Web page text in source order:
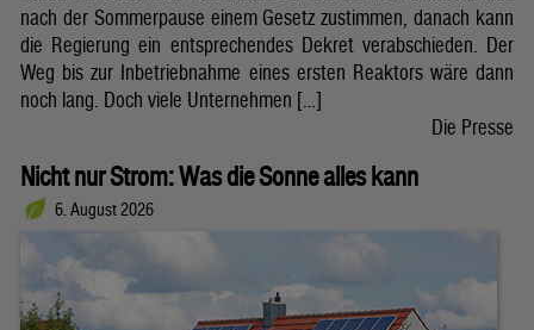
nach der Sommerpause einem Gesetz zustimmen, danach kann
die Regierung ein entsprechendes Dekret verabschieden. Der
Weg bis zur Inbetriebnahme eines ersten Reaktors wäre dann
noch lang. Doch viele Unternehmen […]
Die Presse
Nicht nur Strom: Was die Sonne alles kann
6. August 2026